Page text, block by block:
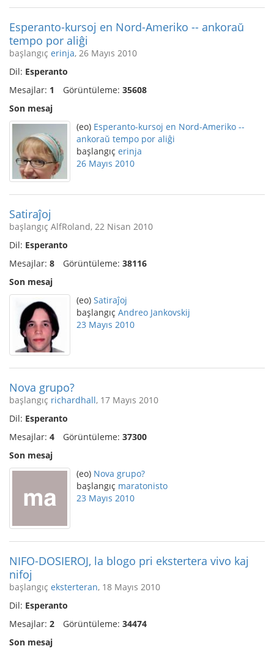
Esperanto-kursoj en Nord-Ameriko -- ankoraŭ
tempo por aliĝi
başlangıç erinja, 26 Mayıs 2010
Dil: Esperanto
Mesajlar: 1 Görüntüleme: 35608
Son mesaj
(eo) Esperanto-kursoj en Nord-Ameriko --
ankoraŭ tempo por aliĝi
başlangıç erinja
26 Mayıs 2010
Satiraĵoj
başlangıç AlfRoland, 22 Nisan 2010
Dil: Esperanto
Mesajlar: 8 Görüntüleme: 38116
Son mesaj
(eo) Satiraĵoj
başlangıç Andreo Jankovskij
23 Mayıs 2010
Nova grupo?
başlangıç richardhall, 17 Mayıs 2010
Dil: Esperanto
Mesajlar: 4 Görüntüleme: 37300
Son mesaj
(eo) Nova grupo?
başlangıç maratonisto
23 Mayıs 2010
NIFO-DOSIEROJ, la blogo pri ekstertera vivo kaj
nifoj
başlangıç eksterteran, 18 Mayıs 2010
Dil: Esperanto
Mesajlar: 2 Görüntüleme: 34474
Son mesaj